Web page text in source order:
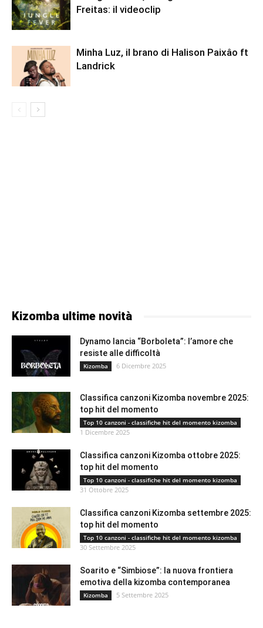
Freitas: il videoclip
Minha Luz, il brano di Halison Paixâo ft
Landrick
Kizomba ultime novità
Dynamo lancia “Borboleta”: l’amore che
resiste alle difficoltà
Kizomba 6 Dicembre 2025
Classifica canzoni Kizomba novembre 2025:
top hit del momento
Top 10 canzoni - classifiche hit del momento kizomba
1 Dicembre 2025
Classifica canzoni Kizomba ottobre 2025:
top hit del momento
Top 10 canzoni - classifiche hit del momento kizomba
31 Ottobre 2025
Classifica canzoni Kizomba settembre 2025:
top hit del momento
Top 10 canzoni - classifiche hit del momento kizomba
30 Settembre 2025
Soarito e “Simbiose”: la nuova frontiera
emotiva della kizomba contemporanea
Kizomba 5 Settembre 2025